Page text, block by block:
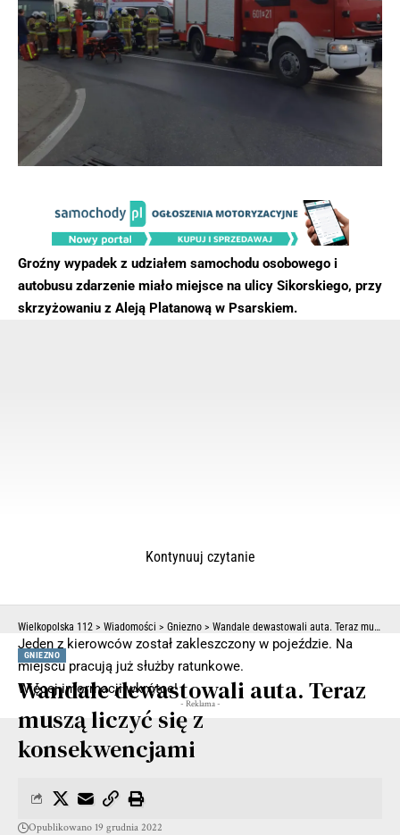
Groźny wypadek z udziałem samochodu osobowego i
autobusu zdarzenie miało miejsce na ulicy Sikorskiego, przy
skrzyżowaniu z Aleją Platanową w Psarskiem.
Jeden z kierowców został zakleszczony w pojeździe. Na
miejscu pracują już służby ratunkowe.
Więcej informacji wkrótce!
- Reklama -
Kontynuuj czytanie
Wielkopolska 112 > Wiadomości > Gniezno > Wandale dewastowali auta. Teraz muszą liczyć się z konsekwencjami
GNIEZNO
Wandale dewastowali auta. Teraz
muszą liczyć się z
konsekwencjami
Opublikowano 19 grudnia 2022